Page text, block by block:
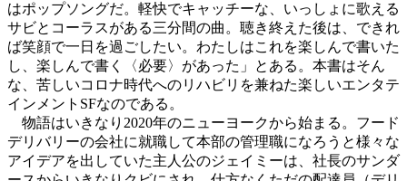
はポップソングだ。軽快でキャッチーな、いっしょに歌える
サビとコーラスがある三分間の曲。聴き終えた後は、できれ
ば笑顔で一日を過ごしたい。わたしはこれを楽しんで書いた
し、楽しんで書く〈必要〉があった」とある。本書はそん
な、苦しいコロナ時代へのリハビリを兼ねた楽しいエンタテ
インメントSFなのである。
物語はいきなり2020年のニューヨークから始まる。フード
デリバリーの会社に就職して本部の管理職になろうと様々な
アイデアを出していた主人公のジェイミーは、社長のサンダ